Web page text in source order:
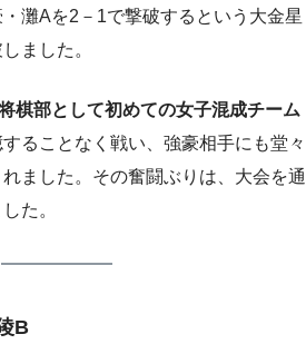
灘Aを2－1で撃破するという大金星
ました。
棋部として初めての女子混成チーム
ることなく戦い、強豪相手にも堂々
ました。その奮闘ぶりは、大会を通
た。
B